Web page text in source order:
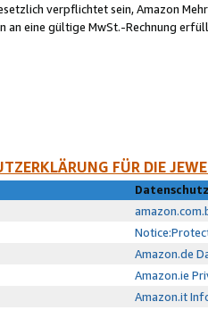
verpflichtet sein, Amazon
an eine gültige MwSt.-Rechnung
FÜR DIE
Amazon.de
Amazon.ie
Amazon.it